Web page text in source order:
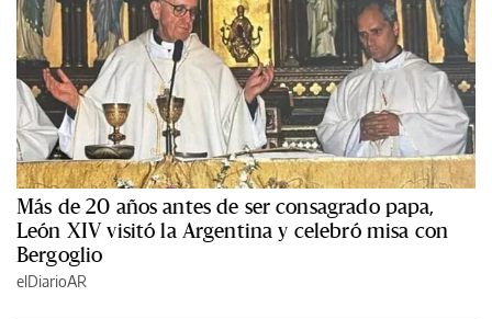
Más de 20 años antes de ser consagrado papa,
León XIV visitó la Argentina y celebró misa con
Bergoglio
elDiarioAR